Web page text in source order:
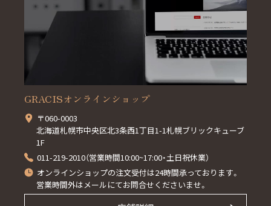
GRACISオンラインショップ
〒060-0003
北海道札幌市中央区北3条西1丁目1-1札幌ブリックキューブ
1F
011-219-2010（営業時間10:00~17:00・土日祝休業）
オンラインショップの注文受付は24時間承っております。
営業時間外はメールにてお問合せくださいませ。